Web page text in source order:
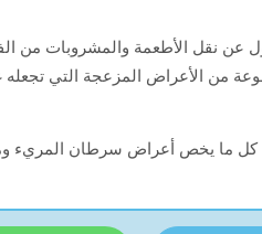
عن نقل الأطعمة والمشروبات من
من الأعراض المزعجة التي تجعله
ما يخص أعراض سرطان المريء